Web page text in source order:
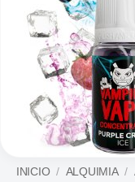
INICIO / ALQUIMIA /